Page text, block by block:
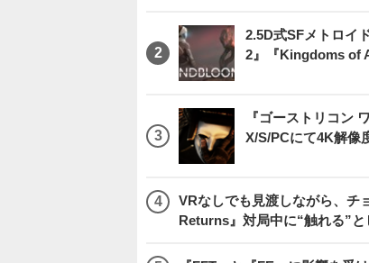
2.5D式SFメトロイ
2』『Kingdoms of
『ゴーストリコン
X/S/PCにて4K解像
VRなしでも見渡しながら、チ
Returns』対局中に“触れる”